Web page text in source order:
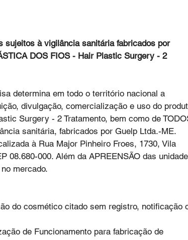
sujeitos à vigilância sanitária fabricados por
DOS FIOS - Hair Plastic Surgery - 2
determina em todo o território nacional a
divulgação, comercialização e uso do
Surgery - 2 Tratamento, bem como de
sanitária, fabricados por Guelp Ltda.-ME.
à Rua Major Pinheiro Froes, 1730, Vila
08.680-000. Além da APREENSÃO das
mercado.
do cosmético citado sem registro, notificação
de Funcionamento para fabricação de